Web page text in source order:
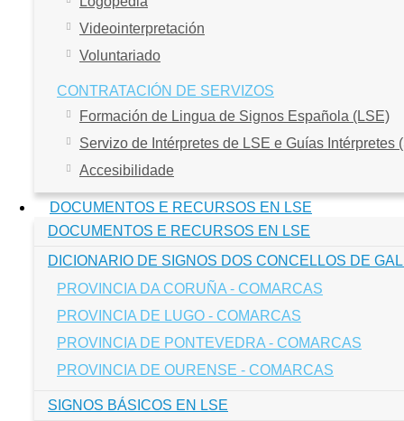
Videointerpretación
Voluntariado
CONTRATACIÓN DE SERVIZOS
Formación de Lingua de Signos Española (LSE)
Servizo de Intérpretes de LSE e Guías Intérpretes
Accesibilidade
DOCUMENTOS E RECURSOS EN LSE
DOCUMENTOS E RECURSOS EN LSE
DICIONARIO DE SIGNOS DOS CONCELLOS DE
PROVINCIA DA CORUÑA - COMARCAS
PROVINCIA DE LUGO - COMARCAS
PROVINCIA DE PONTEVEDRA - COMARCAS
PROVINCIA DE OURENSE - COMARCAS
SIGNOS BÁSICOS EN LSE